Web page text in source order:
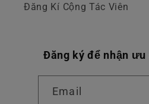
Đăng Kí Cộng Tác Viên
Đăng ký để nhận
Email